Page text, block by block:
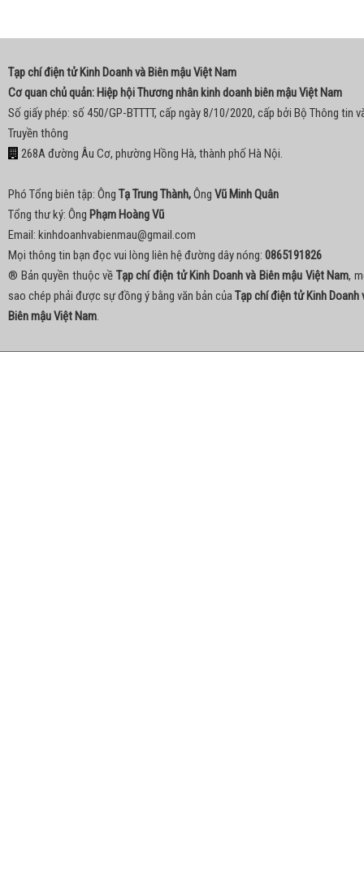
Tạp chí điện tử Kinh Doanh và Biên mậu Việt Nam
Cơ quan chủ quản: Hiệp hội Thương nhân kinh doanh biên mậu Việt Nam
Số giấy phép: số 450/GP-BTTTT, cấp ngày 8/10/2020, cấp bởi Bộ Thông tin
Truyền thông
268A đường Âu Cơ, phường Hồng Hà, thành phố Hà Nội.
Phó Tổng biên tập: Ông Tạ Trung Thành,Ông Vũ Minh Quân
Tổng thư ký: Ông Phạm Hoàng Vũ
Email: kinhdoanhvabienmau@gmail.com
Mọi thông tin bạn đọc vui lòng liên hệ đường dây nóng: 0865191826
® Bản quyền thuộc về Tạp chí điện tử Kinh Doanh và Biên mậu Việt Nam,
sao chép phải được sự đồng ý bằng văn bản của Tạp chí điện tử Kinh Doanh
Biên mậu Việt Nam